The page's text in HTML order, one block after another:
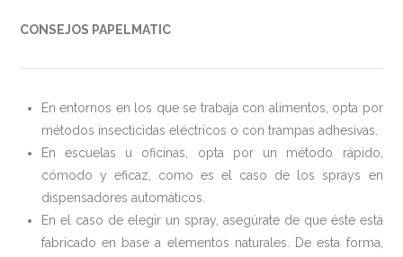
CONSEJOS PAPELMATIC
En entornos en los que se trabaja con alimentos, opta por
métodos insecticidas eléctricos o con trampas adhesivas.
En escuelas u oficinas, opta por un método rápido,
cómodo y eficaz, como es el caso de los sprays en
dispensadores automáticos.
En el caso de elegir un spray, asegúrate de que éste está
fabricado en base a elementos naturales. De esta forma,